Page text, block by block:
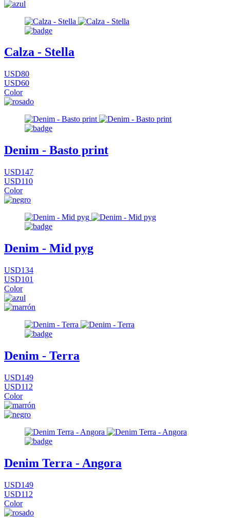
Calza - Stella
USD80
USD60
Color
Denim - Basto print
USD147
USD110
Color
Denim - Mid pyg
USD134
USD101
Color
Denim - Terra
USD149
USD112
Color
Denim Terra - Angora
USD149
USD112
Color